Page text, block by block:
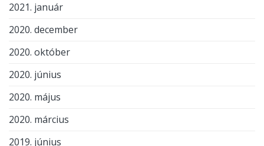
2021. január
2020. december
2020. október
2020. június
2020. május
2020. március
2019. június